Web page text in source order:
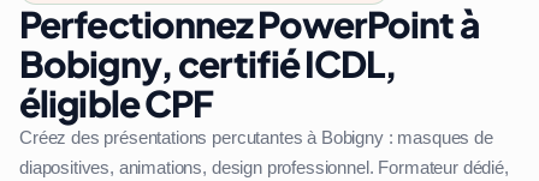
Perfectionnez PowerPoint à
Bobigny, certifié ICDL,
éligible CPF
Créez des présentations percutantes à Bobigny : masques de
diapositives, animations, design professionnel. Formateur dédié,